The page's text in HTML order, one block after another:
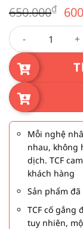
650.000₫
là:
Giỏ hoa 36 số
Mỗi nghệ
nhau, không
dịch. TCF
khách hàng
Sản phẩm
TCF cố gắng
tuy nhiên,